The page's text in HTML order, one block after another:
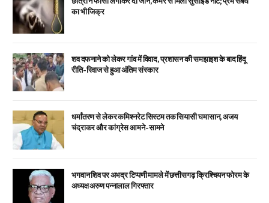
का भी जिक्र
शव दफनाने को लेकर गांव में विवाद, प्रशासन की समझाइश के बाद हिंदू
रीति-रिवाज से हुआ अंतिम संस्कार
धर्मांतरण से लेकर कमिश्नरेट सिस्टम तक सियासी घमासान, अजय
चंद्राकर और कांग्रेस आमने-सामने
भगवान शिव पर अभद्र टिप्पणी मामले में छत्तीसगढ़ क्रिश्चियन फोरम के
अध्यक्ष अरुण पन्नालाल गिरफ्तार